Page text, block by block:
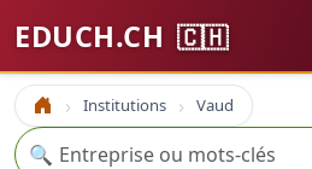
EDUCH.CH 🇨🇭
Accueil Institutions Vaud
Recherche
🔍